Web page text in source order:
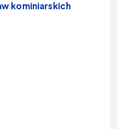
kominiarskich